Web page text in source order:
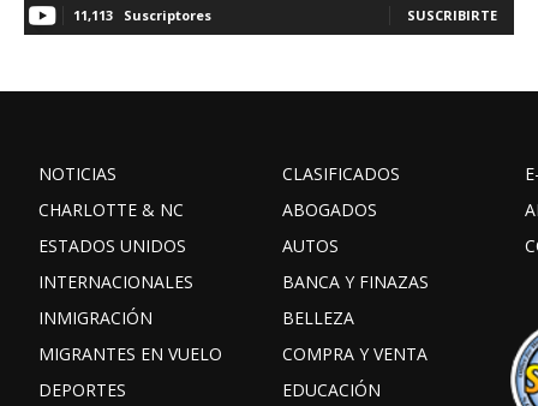
11,113 Suscriptores SUSCRIBIRTE
NOTICIAS
CHARLOTTE & NC
ESTADOS UNIDOS
INTERNACIONALES
INMIGRACIÓN
MIGRANTES EN VUELO
DEPORTES
CLASIFICADOS
ABOGADOS
AUTOS
BANCA Y FINAZAS
BELLEZA
COMPRA Y VENTA
EDUCACIÓN